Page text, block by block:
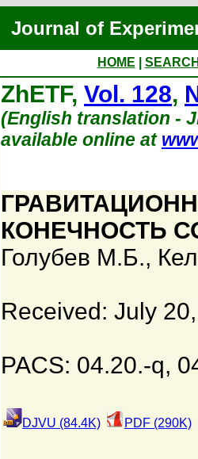
Journal of
HOME
ZhETF, Vol. 128,
(English translation -
available online at
КОНЕЧНОСТЬ
Голубев М.Б.,
Received: July
PACS: 04.20.-q,
DJVU (84.4K) PDF (290K)